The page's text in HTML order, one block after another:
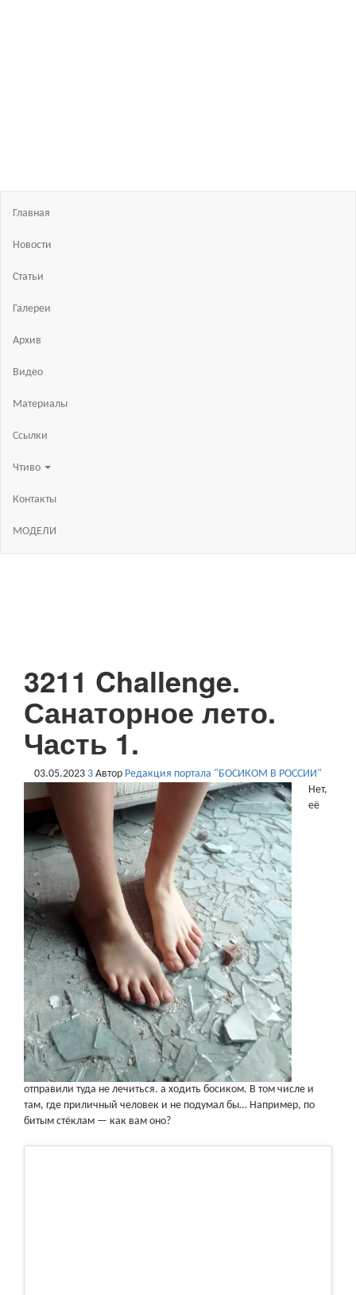
Главная
Новости
Статьи
Галереи
Архив
Видео
Материалы
Ссылки
Чтиво
Контакты
МОДЕЛИ
3211 Challenge.
Санаторное лето.
Часть 1.
03.05.2023 3 Автор Редакция портала "БОСИКОМ В РОССИИ"
Нет,
её
отправили туда не лечиться. а ходить босиком. В том числе и
там, где приличный человек и не подумал бы… Например, по
битым стёклам — как вам оно?